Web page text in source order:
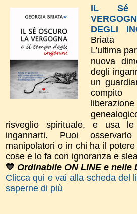
IL Sé
DEGLI
Briata
L'ultima
nuova
degli
un
risveglio spirituale, e usa
ingannarti. Puoi
manipolatori o in chi ha il
cose e lo fa con ignoranza e
💙 Ordinabile ON LINE e nelle
Clicca qui e vai alla scheda del
saperne di più